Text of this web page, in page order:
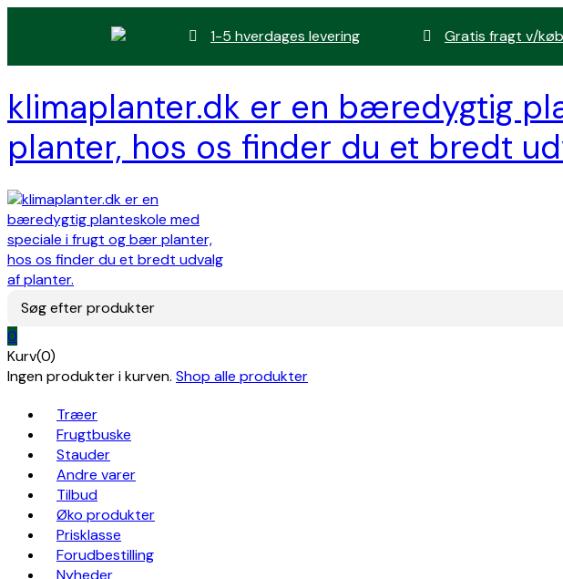
1-5 hverdages levering Gratis fragt v/
klimaplanter.dk er en bæredygtig
planter, hos os finder du et bredt
Søg efter produkter
0
Kurv(0)
Ingen produkter i kurven. Shop alle produkter
Træer
Frugtbuske
Stauder
Andre varer
Tilbud
Øko produkter
Prisklasse
Forudbestilling
Nyheder